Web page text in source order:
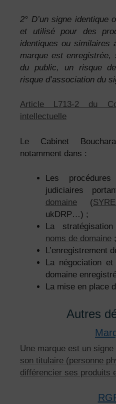
2° D’un signe identique
et utilisé pour des
identiques ou similaires
marque est enregistrée,
du public, un risque
risque d’association du
Article L713-2 du
intellectuelle
Le Cabinet
notamment dans :
Les
judiciaires
domaine (
ukDRP…) ;
La
noms de domaine ;
L’enregistrement
La négociation
domaine
La mise en place
Autres
Une marque est un
son titulaire (personne
différencier ses produits